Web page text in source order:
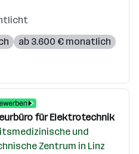
ab 3.600 € monatlich
für Elektrotechnik
und
Zentrum in Linz